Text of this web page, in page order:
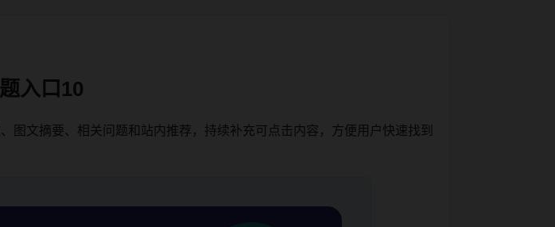
入口10
文摘要、相关问题和站内推荐，持续补充可点击内容，方便用户快速找到